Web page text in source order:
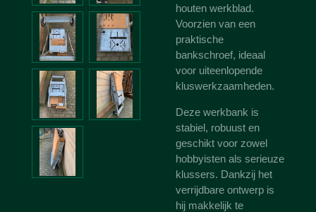
houten werkblad.
Voorzien van een
praktische
bankschroef, ideaal
voor uiteenlopende
kluswerkzaamheden.
Deze werkbank is
stabiel, robuust en
geschikt voor zowel
hobbyisten als serieuze
klussers. Dankzij het
verrijdbare ontwerp is
hij makkelijk te